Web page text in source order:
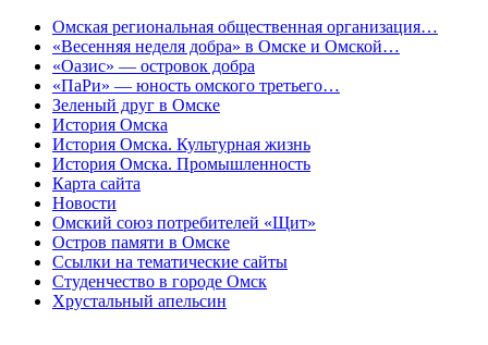
Омская региональная общественная организация…
«Весенняя неделя добра» в Омске и Омской…
«Оазис» — островок добра
«ПаРи» — юность омского третьего…
Зеленый друг в Омске
История Омска
История Омска. Культурная жизнь
История Омска. Промышленность
Карта сайта
Новости
Омский союз потребителей «Щит»
Остров памяти в Омске
Ссылки на тематические сайты
Студенчество в городе Омск
Хрустальный апельсин